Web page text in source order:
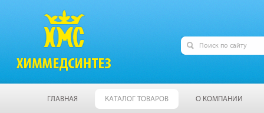
ГЛАВНАЯ КАТАЛОГ ТОВАРОВ О КОМПАНИИ